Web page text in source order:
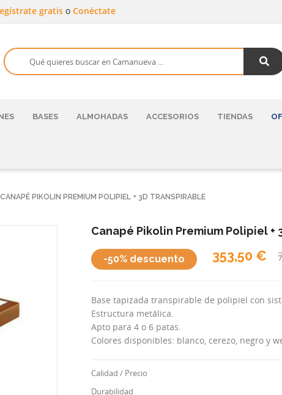
gratis o Conéctate
BASES ALMOHADAS ACCESORIOS TIENDAS
CANAPÉ PIKOLIN PREMIUM POLIPIEL + 3D TRANSPIRABLE
Canapé Pikolin Premium Polipiel +
353,50 €
-50% descuento
Base tapizada transpirable de polipiel con
Estructura metálica.
Apto para 4 o 6 patas.
Colores disponibles: blanco, cerezo, negro y
Calidad / Precio
Durabilidad